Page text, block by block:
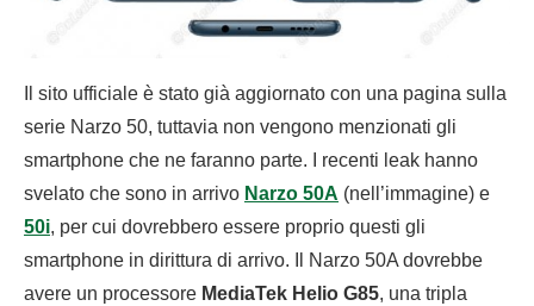
Il sito ufficiale è stato già aggiornato con una pagina sulla
serie Narzo 50, tuttavia non vengono menzionati gli
smartphone che ne faranno parte. I recenti leak hanno
svelato che sono in arrivo Narzo 50A (nell’immagine) e
50i, per cui dovrebbero essere proprio questi gli
smartphone in dirittura di arrivo. Il Narzo 50A dovrebbe
avere un processore MediaTek Helio G85, una tripla